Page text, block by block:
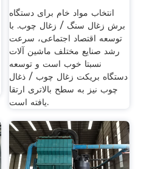
انتخاب مواد خام برای دستگاه
برش زغال سنگ / زغال چوب. با
توسعه اقتصاد اجتماعی، سرعت
رشد صنایع مختلف ماشین آلات
نسبتا خوب است و توسعه
دستگاه بریکت زغال چوب / ذغال
چوب نیز به سطح بالاتری ارتقا
یافته است.